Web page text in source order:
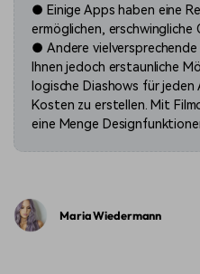
● Einige Apps haben eine
ermöglichen,
● Andere
Ihnen jedoch erstaunliche
logische Diashows für
Kosten zu erstellen. Mit
eine Menge
Maria Wiedermann